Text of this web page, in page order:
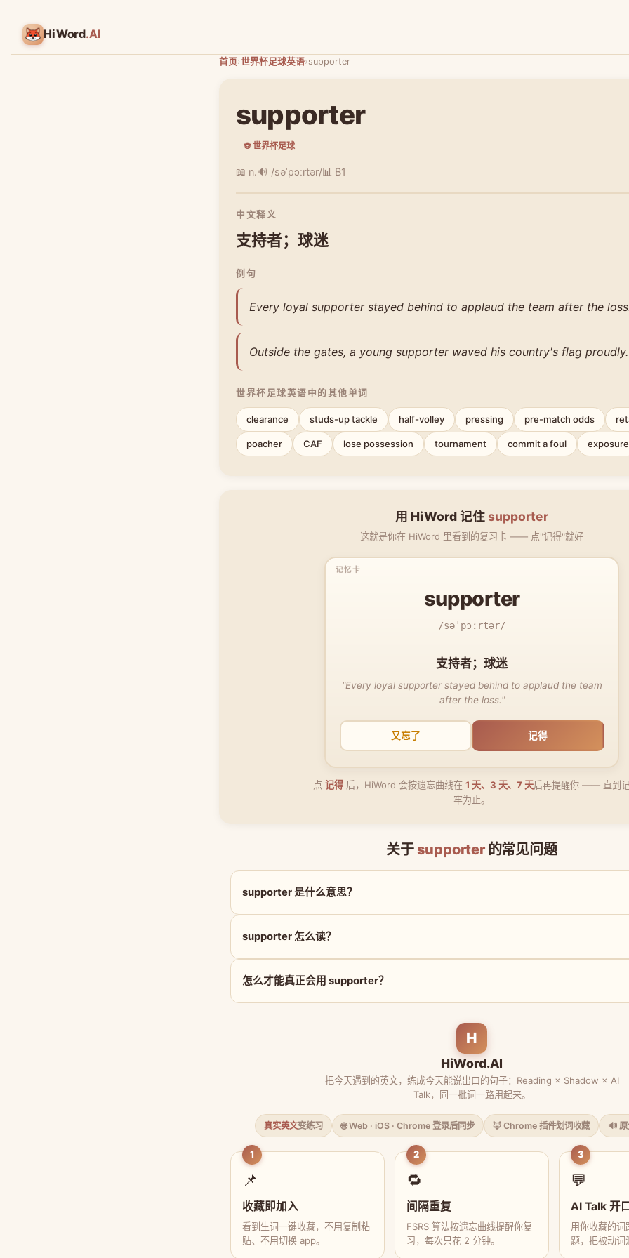
HiWord.AI
首页›世界杯足球英语›supporter
supporter
⚽ 世界杯足球
📖 n.🔊 /səˈpɔːrtər/📊 B1
中文释义
支持者；球迷
例句
Every loyal supporter stayed behind to applaud the team after the
Outside the gates, a young supporter waved his country's flag proudly.
世界杯足球英语中的其他单词
clearance studs-up tackle half-volley pressing pre-match odds
poacher CAF lose possession tournament commit a foul exposure
用 HiWord 记住supporter
这就是你在 HiWord 里看到的复习卡 —— 点"记得"就好
supporter
/səˈpɔːrtər/
支持者；球迷
"Every loyal supporter stayed behind to applaud the team
after the loss."
又忘了 记得
点 记得 后，HiWord 会按遗忘曲线在 1 天、3 天、7 天后再提醒你 —— 直到
牢为止。
关于 supporter的常见问题
supporter 是什么意思？
supporter 怎么读？
怎么才能真正会用 supporter？
H
HiWord.AI
把今天遇到的英文，练成今天能说出口的句子：Reading × Shadow × AI
Talk，同一批词一路用起来。
真实英文变练习 🌐 Web · iOS · Chrome 登录后同步 🦊 Chrome 插件划词收藏 🔊
1
📌
收藏即加入
看到生词一键收藏，不用复制粘
贴、不用切换 app。
2
🔁
间隔重复
FSRS 算法按遗忘曲线提醒你复
习，每次只花 2 分钟。
3
💬
AI Talk 开
用你收藏的词
题，把被动词